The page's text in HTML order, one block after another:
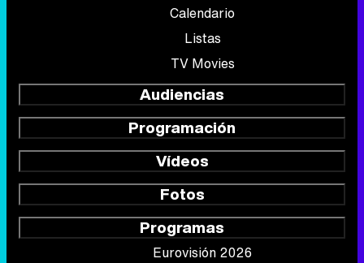
Calendario
Listas
TV Movies
Audiencias
Programación
Vídeos
Fotos
Programas
Eurovisión 2026